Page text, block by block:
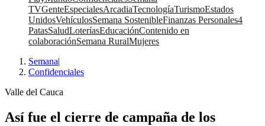
TVGenteEspecialesArcadiaTecnologíaTurismoEstados
UnidosVehículosSemana SostenibleFinanzas Personales4
PatasSaludLoteríasEducaciónContenido en
colaboraciónSemana RuralMujeres
Semana|
Confidenciales
Valle del Cauca
Así fue el cierre de campaña de los